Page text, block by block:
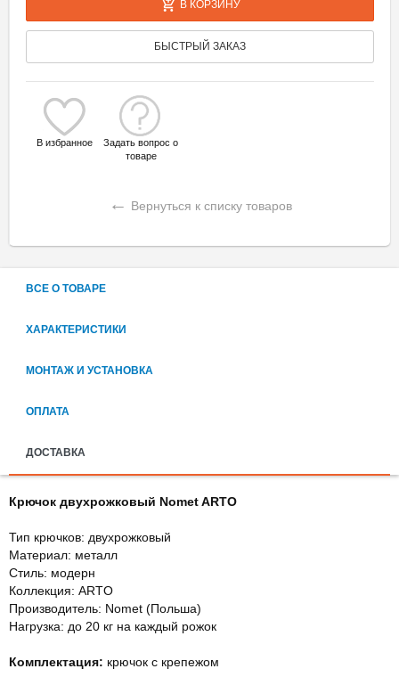
В КОРЗИНУ
БЫСТРЫЙ ЗАКАЗ
В избранное
Задать вопрос о
товаре
← Вернуться к списку товаров
ВСЕ О ТОВАРЕ
ХАРАКТЕРИСТИКИ
МОНТАЖ И УСТАНОВКА
ОПЛАТА
ДОСТАВКА
Крючок двухрожковый Nomet ARTO
Тип крючков: двухрожковый
Материал: металл
Стиль: модерн
Коллекция: ARTO
Производитель: Nomet (Польша)
Нагрузка: до 20 кг на каждый рожок
Комплектация: крючок с крепежом